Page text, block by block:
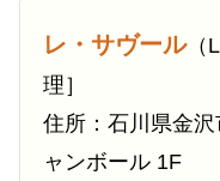
レ・サヴール（
理］
住所：石川県金
ャンボール 1F